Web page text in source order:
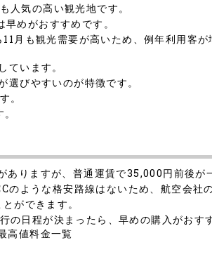
人気の高い観光地です。
めがおすすめです。
月も観光需要が高いため、例年利用客が
います。
びやすいのが特徴です。
。
りますが、普通運賃で35,000円前後が
ような格安路線はないため、航空会社
ができます。
日程が決まったら、早めの購入がおす
高値料金一覧